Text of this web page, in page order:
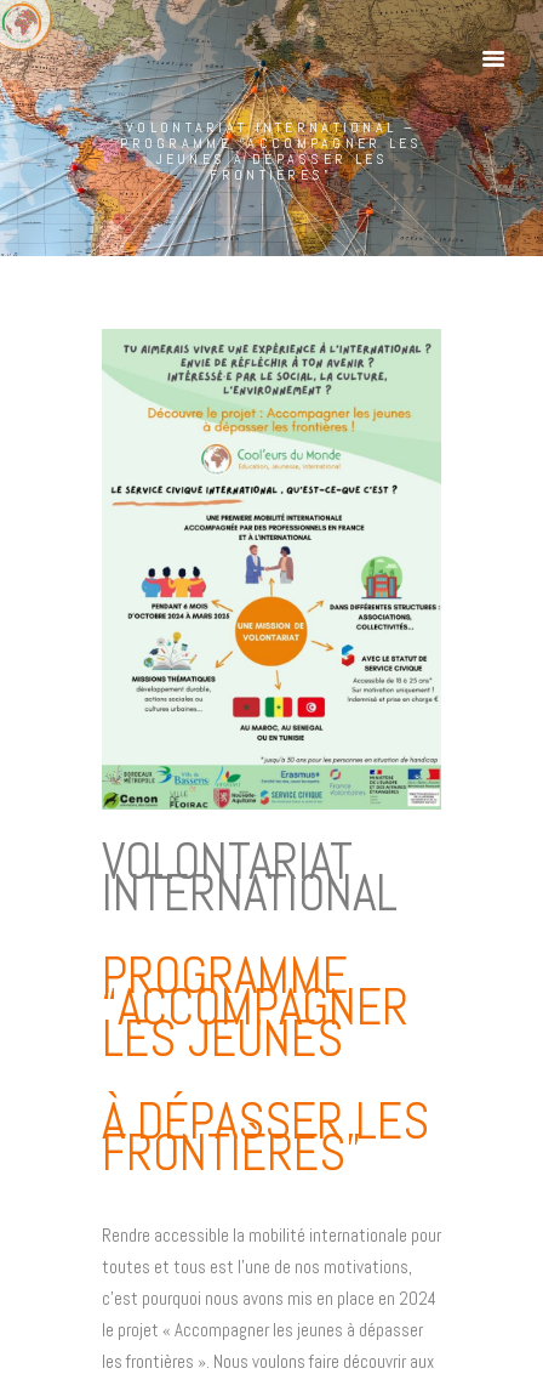
VOLONTARIAT INTERNATIONAL –
PROGRAMME “ACCOMPAGNER LES
JEUNES À DÉPASSER LES
FRONTIÈRES”
VOLONTARIAT
INTERNATIONAL
PROGRAMME
“ACCOMPAGNER
LES JEUNES
À DÉPASSER LES
FRONTIÈRES”
Rendre accessible la mobilité internationale pour
toutes et tous est l’une de nos motivations,
c’est pourquoi nous avons mis en place en 2024
le projet « Accompagner les jeunes à dépasser
les frontières ». Nous voulons faire découvrir aux